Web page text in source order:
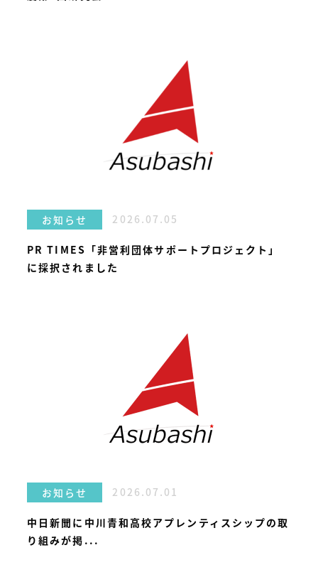
お知らせ 2026.07.05
PR TIMES「非営利団体サポートプロジェクト」
に採択されました
お知らせ 2026.07.01
中日新聞に中川青和高校アプレンティスシップの取
り組みが掲...